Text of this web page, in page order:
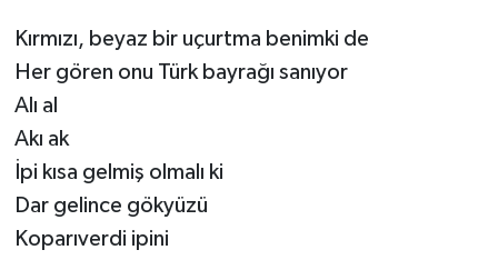
Kırmızı, beyaz bir uçurtma benimki de
Her gören onu Türk bayrağı sanıyor
Alı al
Akı ak
İpi kısa gelmiş olmalı ki
Dar gelince gökyüzü
Koparıverdi ipini